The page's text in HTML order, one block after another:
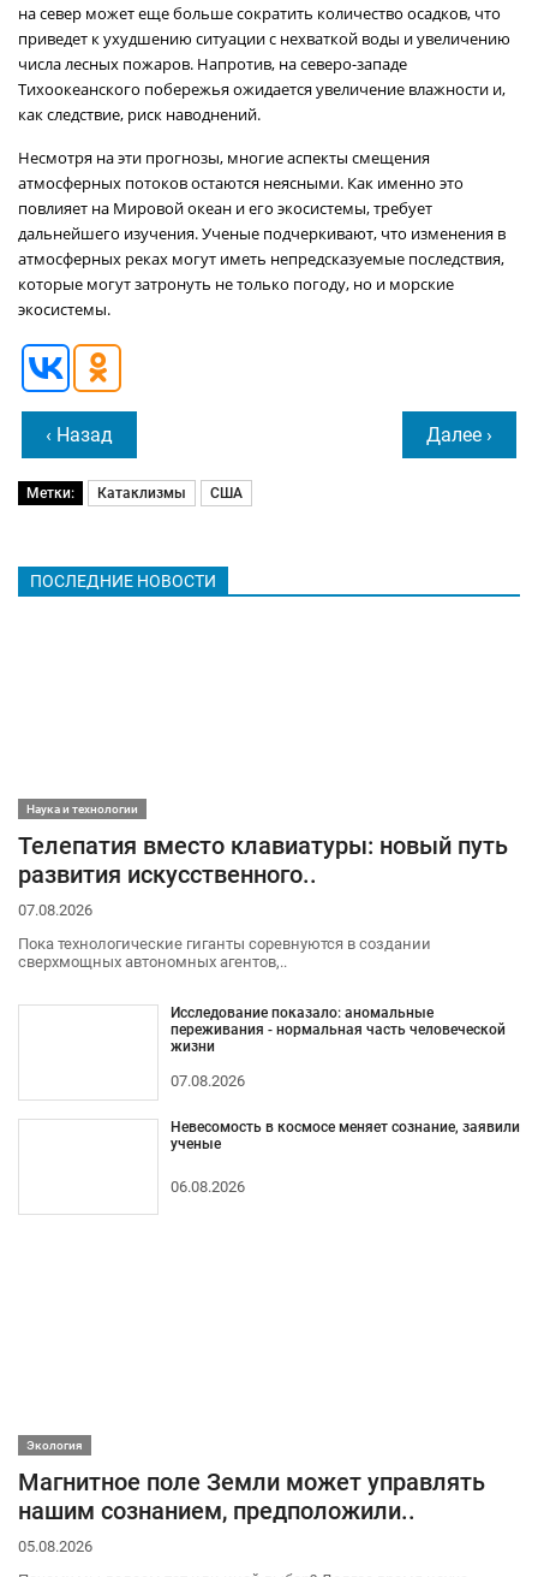
на север может еще больше сократить количество осадков, что
приведет к ухудшению ситуации с нехваткой воды и увеличению
числа лесных пожаров. Напротив, на северо-западе
Тихоокеанского побережья ожидается увеличение влажности и,
как следствие, риск наводнений.
Несмотря на эти прогнозы, многие аспекты смещения
атмосферных потоков остаются неясными. Как именно это
повлияет на Мировой океан и его экосистемы, требует
дальнейшего изучения. Ученые подчеркивают, что изменения в
атмосферных реках могут иметь непредсказуемые последствия,
которые могут затронуть не только погоду, но и морские
экосистемы.
‹ Назад Далее ›
Метки: Катаклизмы США
ПОСЛЕДНИЕ НОВОСТИ
Наука и технологии
Телепатия вместо клавиатуры: новый путь
развития искусственного..
07.08.2026
Пока технологические гиганты соревнуются в создании
сверхмощных автономных агентов,..
Исследование показало: аномальные
переживания - нормальная часть человеческой
жизни
07.08.2026
Невесомость в космосе меняет сознание, заявили
ученые
06.08.2026
Экология
Магнитное поле Земли может управлять
нашим сознанием, предположили..
05.08.2026